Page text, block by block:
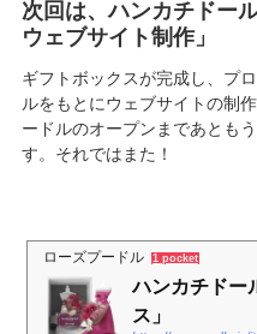
次回は、ハンカチドー
ウェブサイト制作」
ギフトボックスが完成し、プ
ルをもとにウェブサイトの制
ードルのオープンまであとも
す。それではまた！
ローズプードル 1 pocket
ハンカチドー
ス」